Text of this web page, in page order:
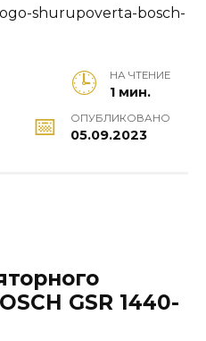
НА ЧТЕНИЕ
1 мин.
ОПУБЛИКОВАНО
05.09.2023
GSR 1440-